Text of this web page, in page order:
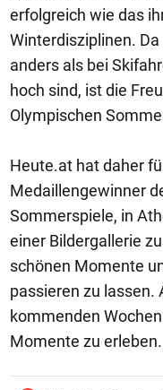
erfolgreich wie das
Winterdisziplinen.
anders als bei
hoch sind, ist die
Olympischen
Heute.at hat daher
Medaillengewinner
Sommerspiele, in
einer Bildergallerie
schönen Momente
passieren zu lassen.
kommenden
Momente zu erleben.